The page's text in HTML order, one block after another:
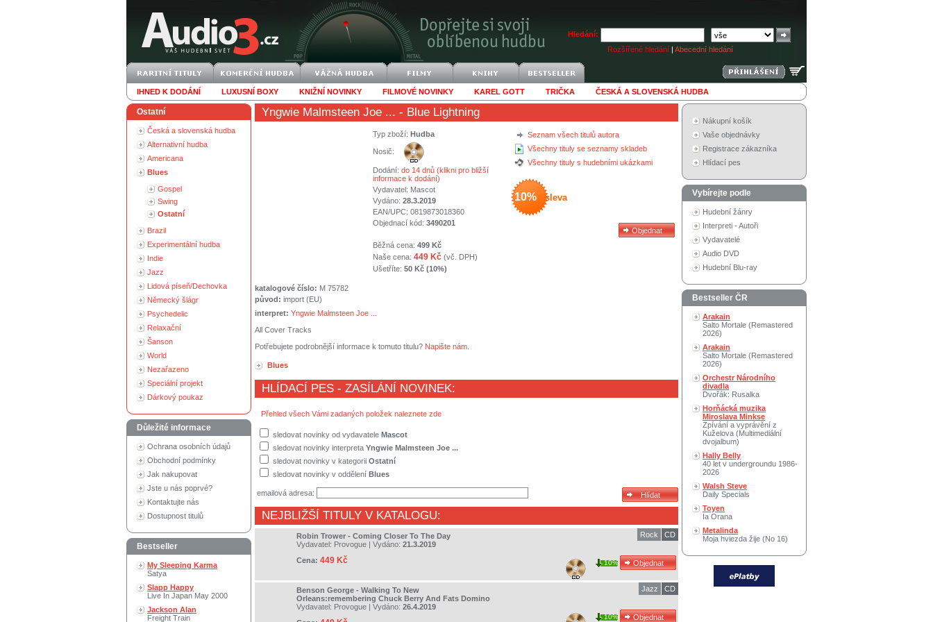
Hledání:
Rozšířené hledání | Abecední hledání
IHNED K DODÁNÍ LUXUSNÍ BOXY KNIŽNÍ NOVINKY FILMOVÉ NOVINKY KAREL GOTT TRIČKA ČESKÁ A SLOVENSKÁ HUDBA
Ostatní
Česká a slovenská hudba
Alternativní hudba
Americana
Blues
Gospel
Swing
Ostatní
Brazil
Experimentální hudba
Indie
Jazz
Lidová píseň/Dechovka
Německý šlágr
Psychedelic
Relaxační
Šanson
World
Nezařazeno
Speciální projekt
Dárkový poukaz
Důležité informace
Ochrana osobních údajů
Obchodní podmínky
Jak nakupovat
Jste u nás poprvé?
Kontaktujte nás
Dostupnost titulů
Bestseller
My Sleeping Karma
Satya
Slapp Happy
Live In Japan May 2000
Jackson Alan
Freight Train
Yngwie Malmsteen Joe ... - Blue Lightning
Seznam všech titulů autora
Všechny tituly se seznamy skladeb
Všechny tituly s hudebními ukázkami
10% sleva
Typ zboží: Hudba
Nosič:
Dodání: do 14 dnů (klikni pro bližší
informace k dodání)
Vydavatel: Mascot
Vydáno: 28.3.2019
EAN/UPC: 0819873018360
Objednací kód: 3490201
Běžná cena: 499 Kč
Naše cena: 449 Kč (vč. DPH)
Ušetříte: 50 Kč (10%)
katalogové číslo: M 75782
původ: import (EU)
interpret: Yngwie Malmsteen Joe ...
All Cover Tracks
Potřebujete podrobnější informace k tomuto titulu? Napište nám
Blues
HLÍDACÍ PES - ZASÍLÁNÍ NOVINEK:
Přehled všech Vámi zadaných položek naleznete zde
sledovat novinky od vydavatele Mascot
sledovat novinky interpreta Yngwie Malmsteen Joe ...
sledovat novinky v kategorii Ostatní
sledovat novinky v oddělení Blues
emailová adresa:
NEJBLIŽŠÍ TITULY V KATALOGU:
Robin Trower - Coming Closer To The Day
Vydavatel: Provogue | Vydáno: 21.3.2019
Cena: 449 Kč
CD
Rock
10%
Benson George - Walking To New
Orleans:remembering Chuck Berry And Fats Domino
Vydavatel: Provogue | Vydáno: 26.4.2019
CD
Jazz
10%
Nákupní košík
Vaše objednávky
Registrace zákazníka
Hlídací pes
Vybírejte podle
Hudební žánry
Interpreti - Autoři
Vydavatelé
Audio DVD
Hudební Blu-ray
Bestseller ČR
Arakain
Salto Mortale (Remastered
2026)
Arakain
Salto Mortale (Remastered
2026)
Orchestr Národního
divadla
Dvořák: Rusalka
Horňácká muzika
Miroslava Minkse
Zpívání a vyprávění z
Kuželova (Multimediální
dvojalbum)
Hally Belly
40 let v undergroundu 1986-
2026
Walsh Steve
Daily Specials
Toyen
Ia Orana
Metalinda
Moja hviezda žije (No 16)